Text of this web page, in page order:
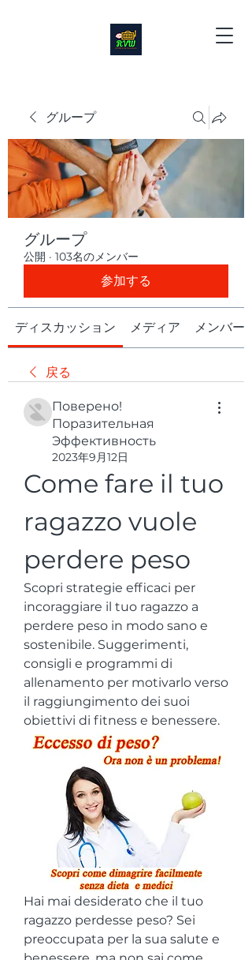
グループ
グループ
公開 · 103名のメンバー
参加する
ディスカッション メディア メンバー
戻る
Поверено!
Поразительная
Эффективность
2023年9月12日
Come fare il tuo
ragazzo vuole
perdere peso
Scopri strategie efficaci per
incoraggiare il tuo ragazzo a
perdere peso in modo sano e
sostenibile. Suggerimenti,
consigli e programmi di
allenamento per motivarlo verso
il raggiungimento dei suoi
obiettivi di fitness e benessere.
Hai mai desiderato che il tuo
ragazzo perdesse peso? Sei
preoccupata per la sua salute e